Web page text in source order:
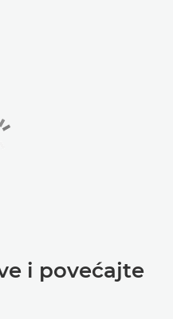
i povećajte